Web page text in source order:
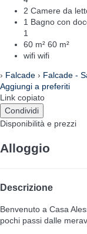
2 Camere da
1 Bagno con
1
60 m² 60 m²
wifi wifi
› Falcade › Falcade -
Aggiungi a preferiti
Link copiato
Condividi
Disponibilità e prezzi
Alloggio
Descrizione
Benvenuto a Casa
pochi passi dalle